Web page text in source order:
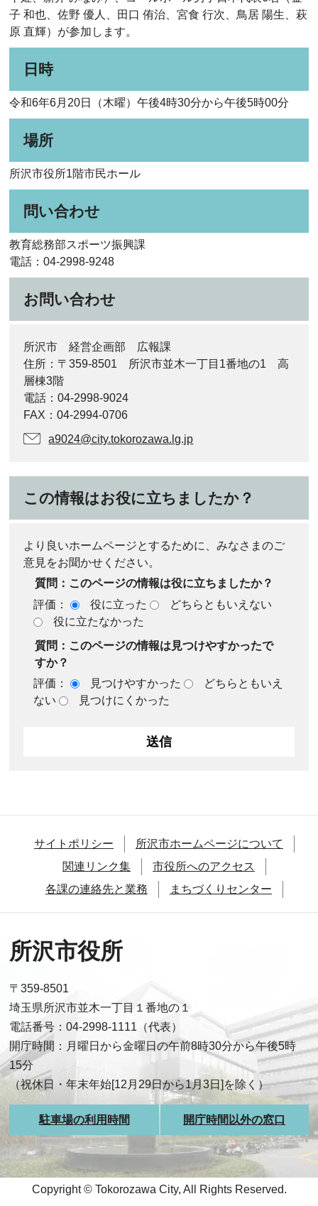
子 和也、佐野 優人、田口 侑治、宮食 行次、鳥居 陽生、萩
原 直輝）が参加します。
日時
令和6年6月20日（木曜）午後4時30分から午後5時00分
場所
所沢市役所1階市民ホール
問い合わせ
教育総務部スポーツ振興課
電話：04-2998-9248
お問い合わせ
所沢市 経営企画部 広報課
住所：〒359-8501 所沢市並木一丁目1番地の1 高
層棟3階
電話：04-2998-9024
FAX：04-2994-0706
a9024@city.tokorozawa.lg.jp
この情報はお役に立ちましたか？
より良いホームページとするために、みなさまのご
意見をお聞かせください。
質問：このページの情報は役に立ちましたか？
評価：
役に立った
どちらともいえない
役に立たなかった
質問：このページの情報は見つけやすかったで
すか？
評価：
見つけやすかった
どちらともいえ
ない
見つけにくかった
サイトポリシー
所沢市ホームページについて
関連リンク集
市役所へのアクセス
各課の連絡先と業務
まちづくりセンター
所沢市役所
〒359-8501
埼玉県所沢市並木一丁目１番地の１
電話番号：04-2998-1111（代表）
開庁時間：月曜日から金曜日の午前8時30分から午後5時
15分
（祝休日・年末年始[12月29日から1月3日]を除く）
駐車場の利用時間 開庁時間以外の窓口
Copyright © Tokorozawa City, All Rights Reserved.